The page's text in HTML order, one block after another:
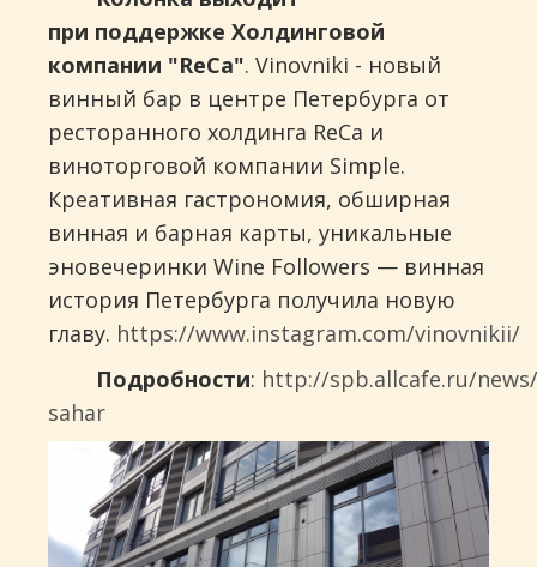
при поддержке Холдинговой
компании "ReCa". Vinovniki - новый
винный бар в центре Петербурга от
ресторанного холдинга ReCa и
виноторговой компании Simple.
Креативная гастрономия, обширная
винная и барная карты, уникальные
эновечеринки Wine Followers — винная
история Петербурга получила новую
главу. https://www.instagram.com/vinovnikii/
Подробности: http://spb.allcafe.ru/
sahar